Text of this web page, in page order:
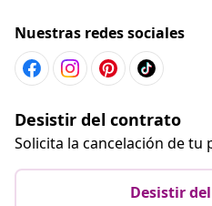
Nuestras redes sociales
Desistir del contrato
Solicita la cancelación de tu
Desistir